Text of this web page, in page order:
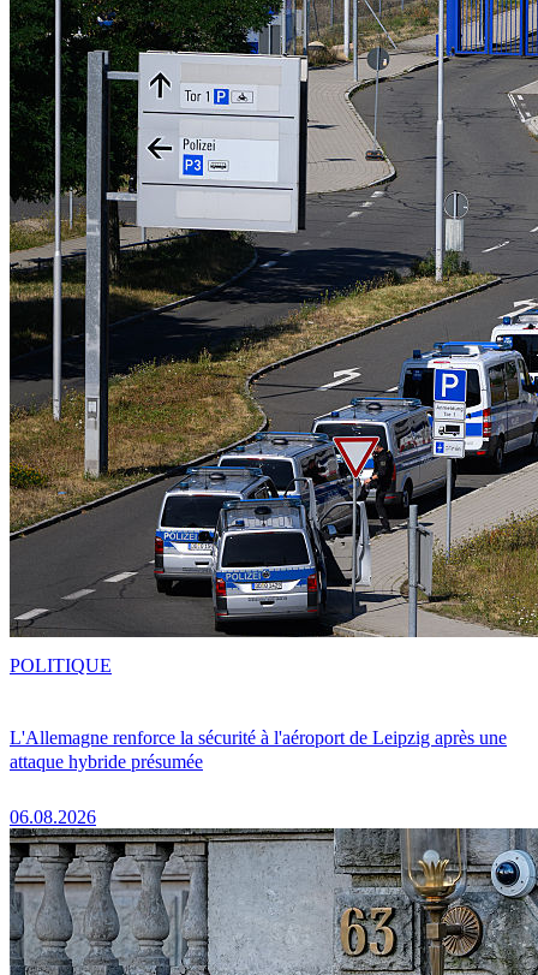
L'Allemagne renforce la sécurité à l'aéroport de Leipzig après une
attaque hybride présumée
06.08.2026
POLITIQUE